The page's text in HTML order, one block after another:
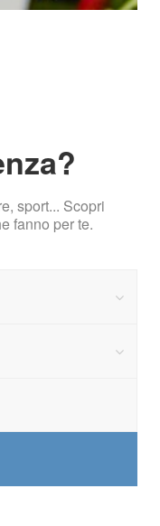
sport... Scopri
fanno per te.